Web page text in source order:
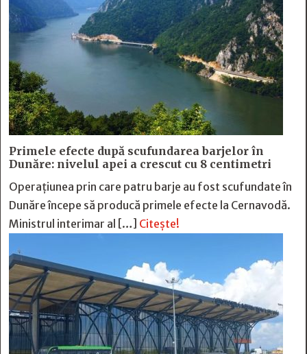
Primele efecte după scufundarea barjelor în
Dunăre: nivelul apei a crescut cu 8 centimetri
Operațiunea prin care patru barje au fost scufundate în
Dunăre începe să producă primele efecte la Cernavodă.
Ministrul interimar al […] Citește!